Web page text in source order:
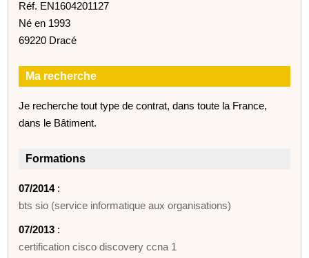
Réf. EN1604201127
Né en 1993
69220 Dracé
Ma recherche
Je recherche tout type de contrat, dans toute la France,
dans le Bâtiment.
Formations
07/2014:
bts sio (service informatique aux organisations)
07/2013 :
certification cisco discovery ccna 1